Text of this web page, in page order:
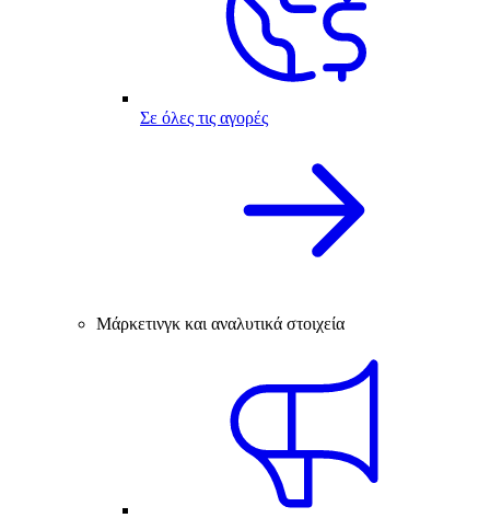
Σε όλες τις αγορές
Μάρκετινγκ και αναλυτικά στοιχεία